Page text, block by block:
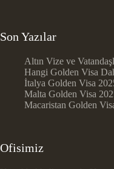
Son Yazılar
Altın Vize ve
Hangi Golden Visa
İtalya Golden Visa
Malta Golden Visa
Macaristan Golden
Ofisimiz